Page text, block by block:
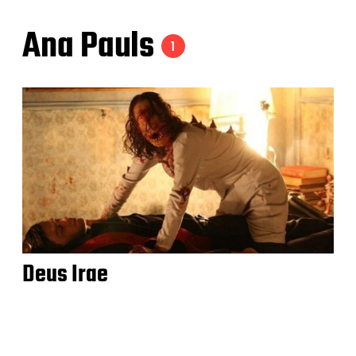
Ana Pauls 1
Deus Irae